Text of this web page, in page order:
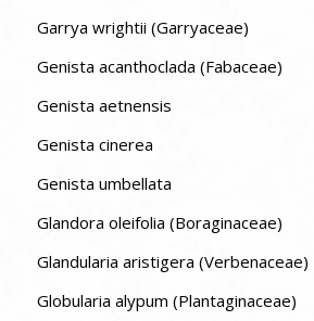
Garrya wrightii (Garryaceae)
Genista acanthoclada (Fabaceae)
Genista aetnensis
Genista cinerea
Genista umbellata
Glandora oleifolia (Boraginaceae)
Glandularia aristigera (Verbenaceae)
Globularia alypum (Plantaginaceae)